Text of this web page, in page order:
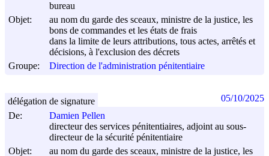
bureau
Objet:
au nom du garde des sceaux, ministre de la justice, les
bons de commandes et les états de frais
dans la limite de leurs attributions, tous actes, arrêtés et
décisions, à l'exclusion des décrets
Groupe:
Direction de l'administration pénitentiaire
De:
Damien Pellen
directeur des services pénitentiaires, adjoint au sous-
directeur de la sécurité pénitentiaire
Objet:
au nom du garde des sceaux, ministre de la justice, les
délégation de signature 05/10/2025